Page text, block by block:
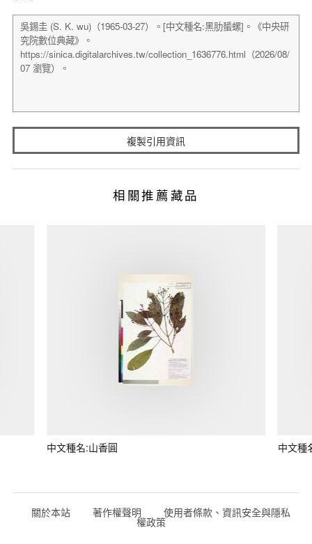
複製引用資訊
相關推薦藏品
中文種名:山香圓 中文種
關於本站 著作權聲明 使用者條款、資訊安全與隱私
權政策